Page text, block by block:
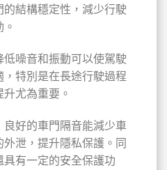
結構穩定性，減少行駛
低噪音和振動可以使駕駛
特別是在長途行駛過程
尤為重要。
良好的車門隔音能減少車
泄，提升隱私保護。同
具有一定的安全保護功